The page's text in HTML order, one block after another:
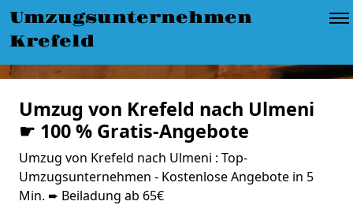
Umzugsunternehmen
Krefeld
Umzug von Krefeld nach Ulmeni
☛ 100 % Gratis-Angebote
Umzug von Krefeld nach Ulmeni : Top-
Umzugsunternehmen - Kostenlose Angebote in 5
Min. ➨ Beiladung ab 65€